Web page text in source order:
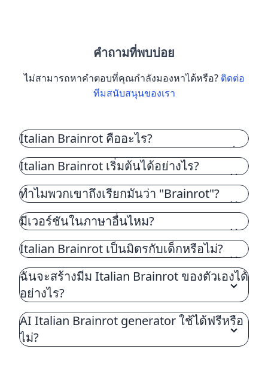
คำถามที่พบบ่อย
ไม่สามารถหาคำตอบที่คุณกำลังมองหาได้หรือ? ติดต่อ
ทีมสนับสนุนของเรา
Italian Brainrot คืออะไร?
Italian Brainrot เป็นเทรนด์มีมที่ผู้คนใช้ AI เพื่อ
ผสมผสานสัตว์หรือวัตถุและตั้งชื่อให้พวกมันอย่าง
ฮาๆ ที่ฟังดูเหมือนภาษาอิตาลี มันเริ่มขึ้นบน TikTok
ในช่วงต้นปี 2025 และแพร่กระจายอย่างรวดเร็ว
Italian Brainrot เริ่มต้นได้อย่างไร?
ทำไมพวกเขาถึงเรียกมันว่า "Brainrot"?
มีเวอร์ชันในภาษาอื่นไหม?
Italian Brainrot เป็นมิตรกับเด็กหรือไม่?
ฉันจะสร้างมีม Italian Brainrot ของตัวเองได้
อย่างไร?
AI Italian Brainrot generator ใช้ได้ฟรีหรือ
ไม่?